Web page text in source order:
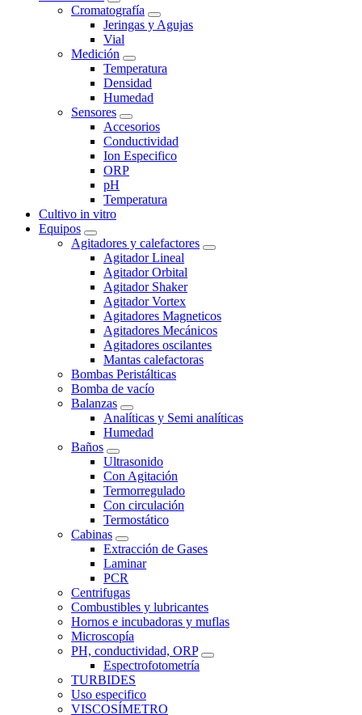
Cromatografía
Jeringas y Agujas
Vial
Medición
Temperatura
Densidad
Humedad
Sensores
Accesorios
Conductividad
Ion Especifico
ORP
pH
Temperatura
Cultivo in vitro
Equipos
Agitadores y calefactores
Agitador Lineal
Agitador Orbital
Agitador Shaker
Agitador Vortex
Agitadores Magneticos
Agitadores Mecánicos
Agitadores oscilantes
Mantas calefactoras
Bombas Peristálticas
Bomba de vacío
Balanzas
Analíticas y Semi analíticas
Humedad
Baños
Ultrasonido
Con Agitación
Termorregulado
Con circulación
Termostático
Cabinas
Extracción de Gases
Laminar
PCR
Centrifugas
Combustibles y lubricantes
Hornos e incubadoras y muflas
Microscopía
PH, conductividad, ORP
Espectrofotometría
TURBIDES
Uso especifico
VISCOSÍMETRO